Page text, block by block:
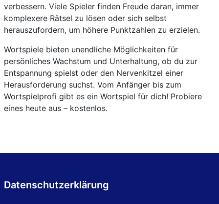
verbessern. Viele Spieler finden Freude daran, immer
komplexere Rätsel zu lösen oder sich selbst
herauszufordern, um höhere Punktzahlen zu erzielen.
Wortspiele bieten unendliche Möglichkeiten für
persönliches Wachstum und Unterhaltung, ob du zur
Entspannung spielst oder den Nervenkitzel einer
Herausforderung suchst. Vom Anfänger bis zum
Wortspielprofi gibt es ein Wortspiel für dich! Probiere
eines heute aus – kostenlos.
Datenschutzerklärung